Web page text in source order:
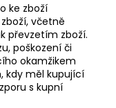
ke zboží
včetně
převzetím zboží.
poškození či
okamžikem
kdy měl kupující
s kupní